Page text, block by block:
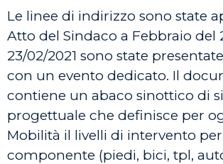
Le linee di indirizzo sono state
Atto del Sindaco a Febbraio del
23/02/2021 sono state
con un evento dedicato. Il
contiene un abaco sinottico di
progettuale che definisce per
Mobilità il livelli di intervento
componente (piedi, bici, tpl,